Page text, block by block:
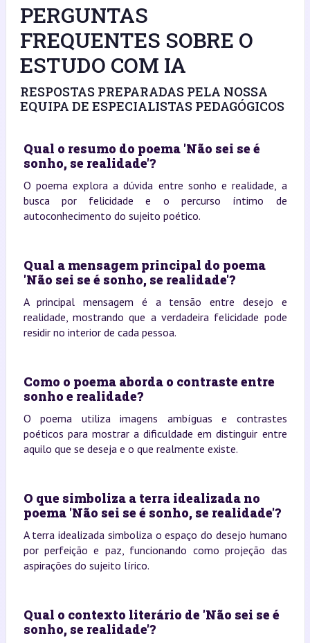
PERGUNTAS
FREQUENTES SOBRE O
ESTUDO COM IA
RESPOSTAS PREPARADAS PELA NOSSA
EQUIPA DE ESPECIALISTAS PEDAGÓGICOS
Qual o resumo do poema 'Não sei se é
sonho, se realidade'?
O poema explora a dúvida entre sonho e realidade, a
busca por felicidade e o percurso íntimo de
autoconhecimento do sujeito poético.
Qual a mensagem principal do poema
'Não sei se é sonho, se realidade'?
A principal mensagem é a tensão entre desejo e
realidade, mostrando que a verdadeira felicidade pode
residir no interior de cada pessoa.
Como o poema aborda o contraste entre
sonho e realidade?
O poema utiliza imagens ambíguas e contrastes
poéticos para mostrar a dificuldade em distinguir entre
aquilo que se deseja e o que realmente existe.
O que simboliza a terra idealizada no
poema 'Não sei se é sonho, se realidade'?
A terra idealizada simboliza o espaço do desejo humano
por perfeição e paz, funcionando como projeção das
aspirações do sujeito lírico.
Qual o contexto literário de 'Não sei se é
sonho, se realidade'?